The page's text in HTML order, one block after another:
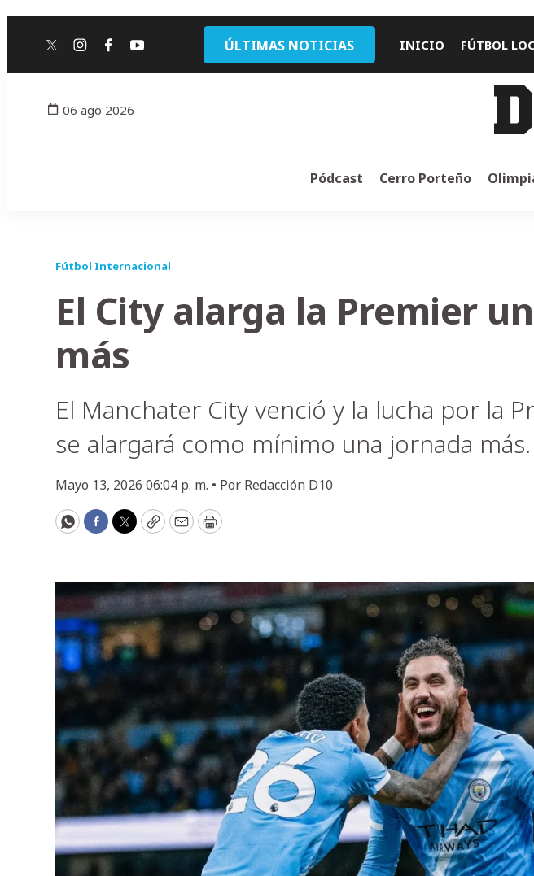
twitterinstagram
facebook
youtube ÚLTIMAS NOTICIAS INICIO FÚTBOL
06 ago 2026
Pódcast Cerro Porteño
Fútbol Internacional
El City alarga la Premier
más
El Manchater City venció y la lucha por la
se alargará como mínimo una jornada más.
Mayo 13, 2026 06:04 p. m. • Por Redacción D10
WhatsApp
Facebook
Twitter
CopyEmailPrint